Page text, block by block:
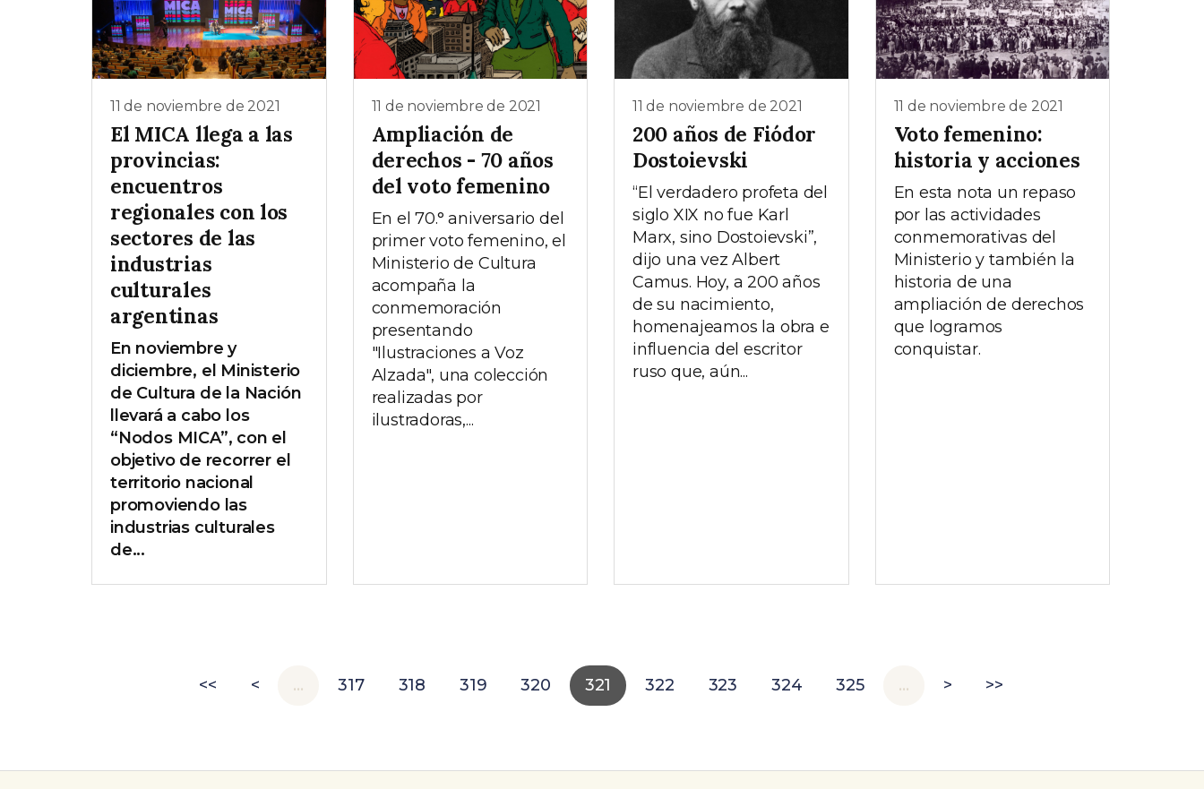
11 de noviembre de 2021
El MICA llega a las
provincias:
encuentros
regionales con los
sectores de las
industrias
culturales
argentinas
En noviembre y
diciembre, el Ministerio
de Cultura de la Nación
llevará a cabo los
“Nodos MICA”, con el
objetivo de recorrer el
territorio nacional
promoviendo las
industrias culturales
de...
11 de noviembre de 2021
Ampliación de
derechos - 70 años
del voto femenino
En el 70.° aniversario del
primer voto femenino, el
Ministerio de Cultura
acompaña la
conmemoración
presentando
"Ilustraciones a Voz
Alzada", una colección
realizadas por
ilustradoras,...
11 de noviembre de 2021
200 años de Fiódor
Dostoievski
“El verdadero profeta del
siglo XIX no fue Karl
Marx, sino Dostoievski”,
dijo una vez Albert
Camus. Hoy, a 200 años
de su nacimiento,
homenajeamos la obra e
influencia del escritor
ruso que, aún...
11 de noviembre de 2021
Voto femenino:
historia y acciones
En esta nota un repaso
por las actividades
conmemorativas del
Ministerio y también la
historia de una
ampliación de derechos
que logramos
conquistar.
<< < … 317 318 319 320 321 322 323 324 325 … > >>